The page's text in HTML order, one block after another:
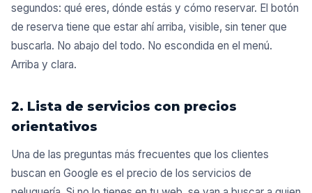
segundos: qué eres, dónde estás y cómo reservar. El botón
de reserva tiene que estar ahí arriba, visible, sin tener que
buscarla. No abajo del todo. No escondida en el menú.
Arriba y clara.
2. Lista de servicios con precios
orientativos
Una de las preguntas más frecuentes que los clientes
buscan en Google es el precio de los servicios de